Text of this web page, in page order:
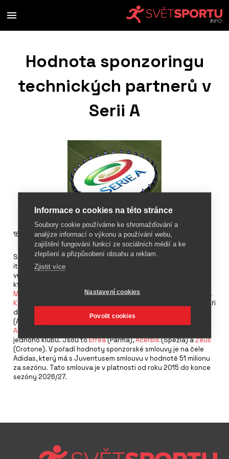
Hodnota sponzoringu
technických partnerů v
Serii A
16. listopadu 2020
Sponzoring technických partnerů klubů v Serii A, nejvyšší
italské fotbalové lize, má hodnotu 118,6 milionů eur. Údaj
vyplynul ze smluv klubů ligy a devíti sportovními značkami,
které sponzorují dresy klubů. S nejvíce kluby spolupracuje
Macron
– Bologna, Hellas Verona, Lazio, Sampdoria a Udinese.
Kappa
sponzoruje Benevento, Fiorentinu, Janov a Neapol. Čtyři
další značky podporují vždy po dvou klubech –
(Atalanta, Turín),
Adidas
jednoho klubu. Jsou toErreà(Parma),Acerbis(Spezia) aZeus
(Crotone). V pořadí hodnoty sponzorské smlouvy je na čele
Adidas, který má s Juventusem smlouvu v hodnotě 51 milionu
za sezónu. Tato smlouva je v platnosti od roku 2015 do konce
sezóny 2026/27.
Informace o cookies na této stránce
Soubory cookie používáme ke shromažďování a
analýze informací o výkonu a používání webu,
zajištění fungování funkcí ze sociálních médií a ke
zlepšení a přizpůsobení obsahu a reklam.
Zjistit více
Nastavení cookies
Povolit cookies